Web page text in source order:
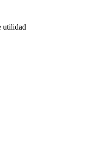
utilidad